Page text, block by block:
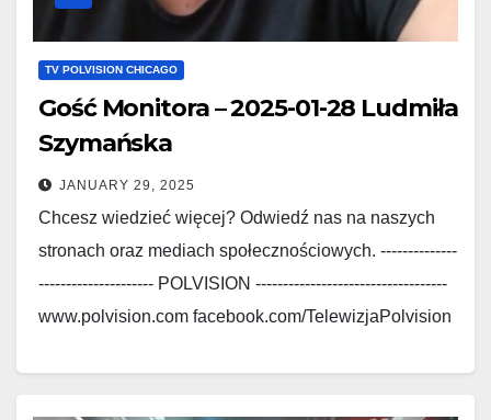
TV POLVISION CHICAGO
Gość Monitora – 2025-01-28 Ludmiła
Szymańska
JANUARY 29, 2025
Chcesz wiedzieć więcej? Odwiedź nas na naszych
stronach oraz mediach społecznościowych. --------------
--------------------- POLVISION -----------------------------------
www.polvision.com facebook.com/TelewizjaPolvision